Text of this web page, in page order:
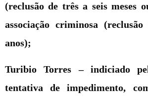
(reclusão de três a seis meses
associação criminosa
anos);
Turibio Torres –indiciado
tentativa de impedimento,